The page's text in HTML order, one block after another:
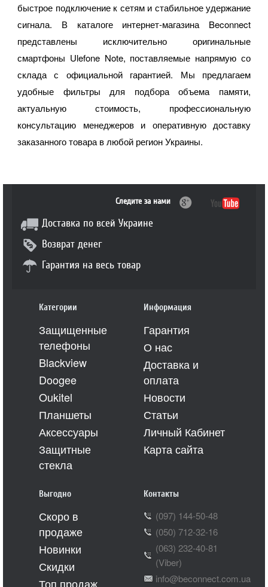
быстрое подключение к сетям и стабильное удержание
сигнала. В каталоге интернет-магазина Beconnect
представлены исключительно оригинальные
смартфоны Ulefone Note, поставляемые напрямую со
склада с официальной гарантией. Мы предлагаем
удобные фильтры для подбора объема памяти,
актуальную стоимость, профессиональную
консультацию менеджеров и оперативную доставку
заказанного товара в любой регион Украины.
Следите за нами
Доставка по всей Украине
Возврат денег
Гарантия на весь товар
Категории
Защищенные
телефоны
Blackview
Doogee
Oukitel
Планшеты
Аксессуары
Защитные
стекла
Информация
Гарантия
О нас
Доставка и
оплата
Новости
Статьи
Личный Кабинет
Карта сайта
Выгодно
Скоро в
продаже
Новинки
Скидки
Топ продаж
Контакты
(097) 144-50-48
(050) 712-32-16
(063) 232-40-81
(Viber)
info@beconnect.com.ua